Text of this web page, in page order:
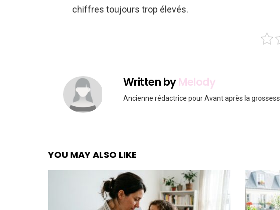
chiffres toujours trop élevés.
Written byMelody
Ancienne rédactrice pour Avant après la
YOU MAY ALSO LIKE